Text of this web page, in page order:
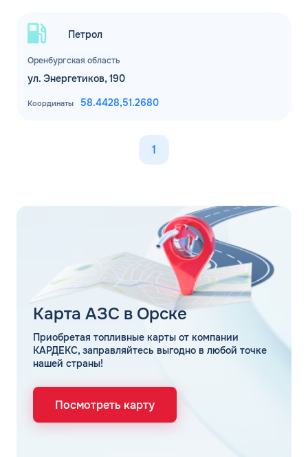
Оренбургская область
Петрол
ул. Энергетиков, 190
Координаты 58.4428,51.2680
1
Карта АЗС в Орске
Приобретая топливные карты от компании
КАРДЕКС, заправляйтесь выгодно в любой точке
нашей страны!
Посмотреть карту